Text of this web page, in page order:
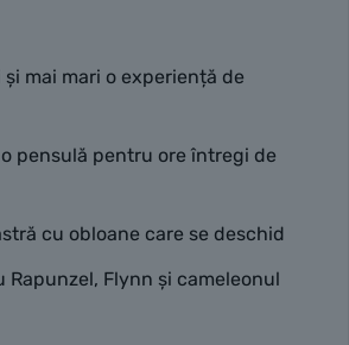
și mai mari o experiență de
o pensulă pentru ore întregi de
cu obloane care se deschid
Rapunzel, Flynn și cameleonul